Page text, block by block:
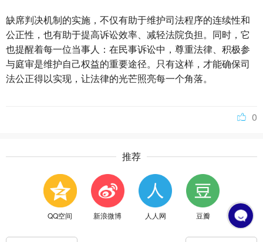
缺席判决机制的实施，不仅有助于维护司法程序的连续性和
公正性，也有助于提高诉讼效率、减轻法院负担。同时，它
也提醒着每一位当事人：在民事诉讼中，尊重法律、积极参
与庭审是维护自己权益的重要途径。只有这样，才能确保司
法公正得以实现，让法律的光芒照亮每一个角落。
0
推荐
QQ空间 新浪微博 人人网 豆瓣